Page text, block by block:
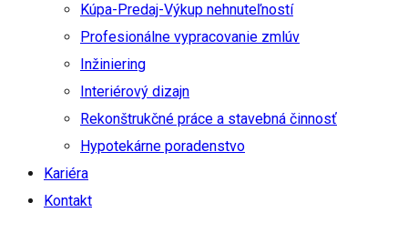
Kúpa-Predaj-Výkup nehnuteľností
Profesionálne vypracovanie zmlúv
Inžiniering
Interiérový dizajn
Rekonštrukčné práce a stavebná činnosť
Hypotekárne poradenstvo
Kariéra
Kontakt